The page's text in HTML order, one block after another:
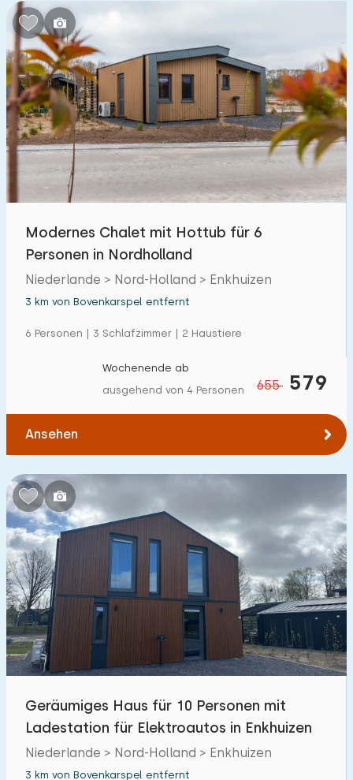
Modernes Chalet mit Hottub für 6
Personen in Nordholland
Niederlande > Nord-Holland > Enkhuizen
3 km von Bovenkarspel entfernt
6 Personen | 3 Schlafzimmer | 2 Haustiere
655 579
Wochenende ab
ausgehend von 4 Personen
Ansehen
Geräumiges Haus für 10 Personen mit
Ladestation für Elektroautos in Enkhuizen
Niederlande > Nord-Holland > Enkhuizen
3 km von Bovenkarspel entfernt